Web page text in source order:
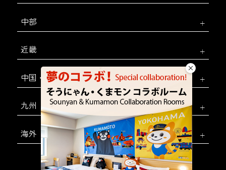
中部
近畿
中国・四国
九州
海外